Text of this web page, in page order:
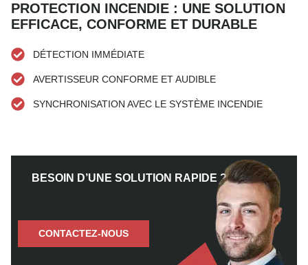
PROTECTION INCENDIE : UNE SOLUTION
EFFICACE, CONFORME ET DURABLE
DÉTECTION IMMÉDIATE
AVERTISSEUR CONFORME ET AUDIBLE
SYNCHRONISATION AVEC LE SYSTÈME INCENDIE
BESOIN D’UNE SOLUTION RAPIDE ?
CONTACTEZ-NOUS